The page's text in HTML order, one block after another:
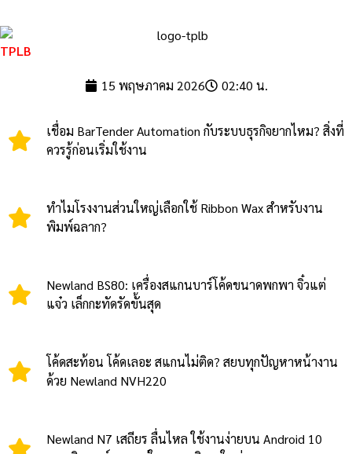
TPLB
15 พฤษภาคม 2026 02:40 น.
เชื่อม BarTender Automation กับระบบธุรกิจยากไหม? สิ่งที่
ควรรู้ก่อนเริ่มใช้งาน
ทำไมโรงงานส่วนใหญ่เลือกใช้ Ribbon Wax สำหรับงาน
พิมพ์ฉลาก?
Newland BS80: เครื่องสแกนบาร์โค้ดขนาดพกพา จิ๋วแต่
แจ๋ว เล็กกะทัดรัดขั้นสุด
โค้ดสะท้อน โค้ดเลอะ สแกนไม่ติด? สยบทุกปัญหาหน้างาน
ด้วย Newland NVH220
Newland N7 เสถียร ลื่นไหล ใช้งานง่ายบน Android 10